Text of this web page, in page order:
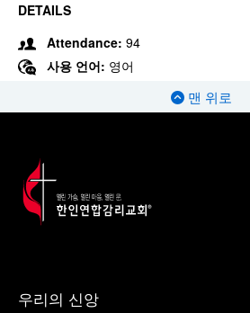
DETAILS
Attendance: 94
사용 언어: 영어
맨 위로
우리의 신앙